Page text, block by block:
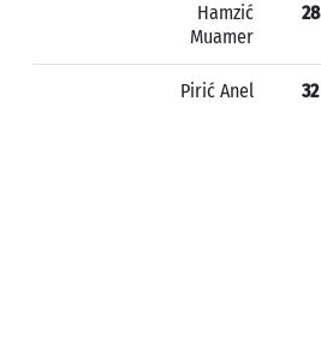
Hamzić
Muamer
28
Pirić Anel 32